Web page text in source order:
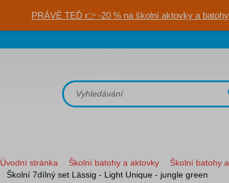
PRÁVĚ TEĎ 👉 -20 % na školní aktovky a
Úvodní stránka Školní batohy a aktovky Školní batohy
Školní 7dílný set Lässig - Light Unique - jungle green